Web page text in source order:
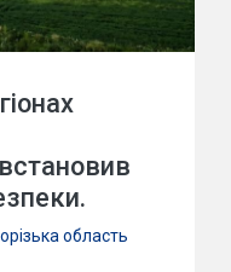
область